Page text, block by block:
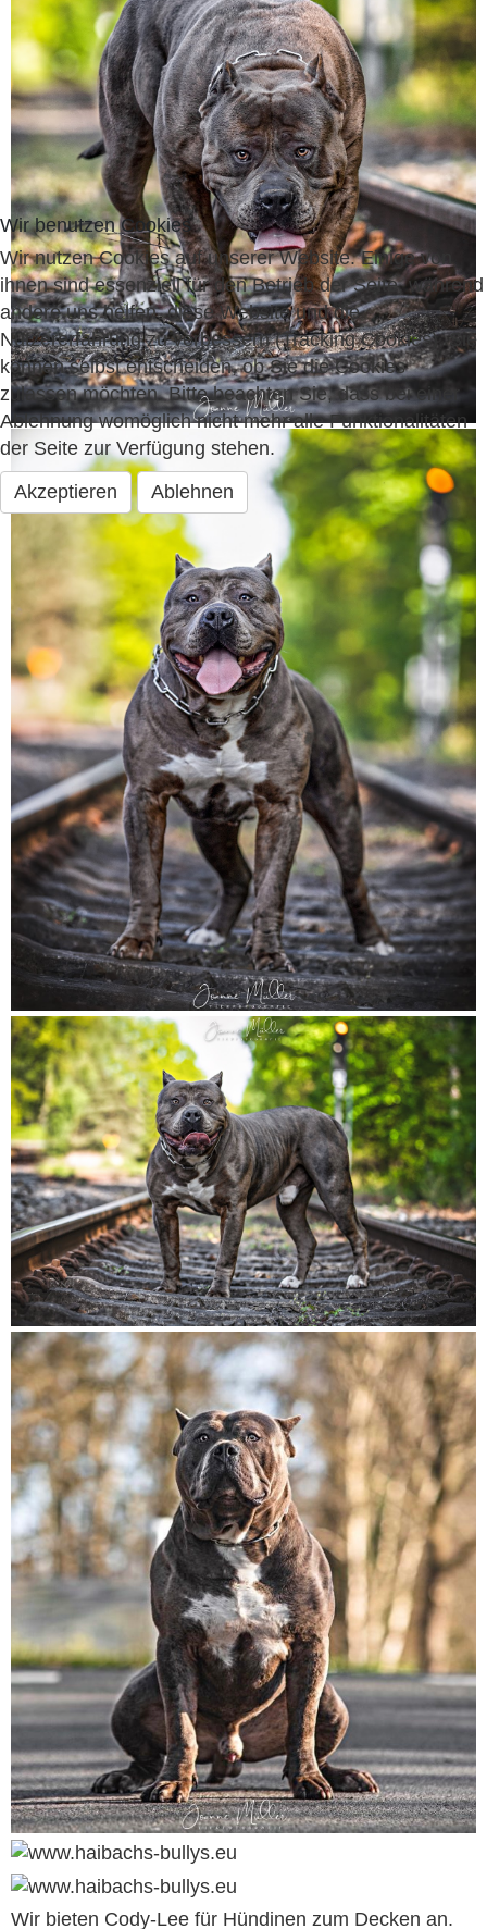
Wir bieten Cody-Lee für Hündinen zum Decken an.
Wir benutzen Cookies
Wir nutzen Cookies auf unserer Website. Einige von
ihnen sind essenziell für den Betrieb der Seite, während
andere uns helfen, diese Website und die
Nutzererfahrung zu verbessern (Tracking Cookies). Sie
können selbst entscheiden, ob Sie die Cookies
zulassen möchten. Bitte beachten Sie, dass bei einer
Ablehnung womöglich nicht mehr alle Funktionalitäten
der Seite zur Verfügung stehen.
Akzeptieren
Ablehnen